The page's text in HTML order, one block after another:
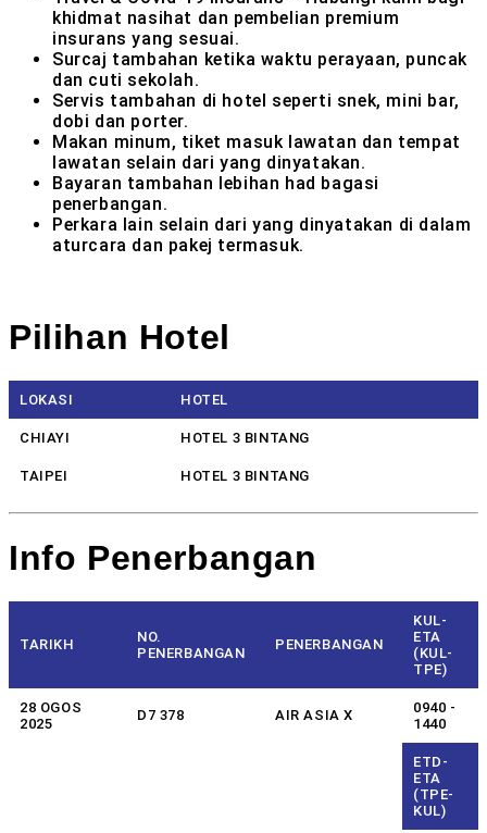
khidmat nasihat dan pembelian premium
insurans yang sesuai.
Surcaj tambahan ketika waktu perayaan, puncak
dan cuti sekolah.
Servis tambahan di hotel seperti snek, mini bar,
dobi dan porter.
Makan minum, tiket masuk lawatan dan tempat
lawatan selain dari yang dinyatakan.
Bayaran tambahan lebihan had bagasi
penerbangan.
Perkara lain selain dari yang dinyatakan di dalam
aturcara dan pakej termasuk.
Pilihan Hotel
LOKASI HOTEL
CHIAYI HOTEL 3 BINTANG
TAIPEI HOTEL 3 BINTANG
Info Penerbangan
TARIKH
NO.
PENERBANGAN
PENERBANGAN
KUL-
ETA
(KUL-
TPE)
28 OGOS
2025
D7 378 AIR ASIA X
0940 -
1440
ETD-
ETA
(TPE-
KUL)